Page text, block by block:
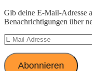
Gib deine E-Mail-Adresse
Benachrichtigungen über
E-
Mail-
Adresse
Abonnieren